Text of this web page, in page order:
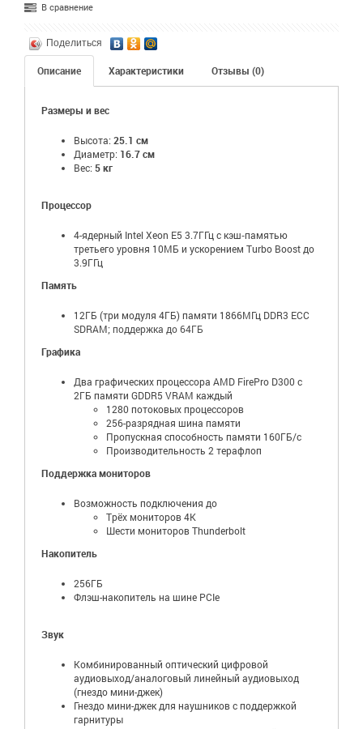
В сравнение
Поделиться
Описание Характеристики Отзывы (0)
Размеры и вес
Высота: 25.1 см
Диаметр: 16.7 см
Вес: 5 кг
Процессор
4-ядерный Intel Xeon E5 3.7ГГц с кэш‑памятью
третьего уровня 10МБ и ускорением Turbo Boost до
3.9ГГц
Память
12ГБ (три модуля 4ГБ) памяти 1866МГц DDR3 ECC
SDRAM; поддержка до 64ГБ
Графика
Два графических процессора AMD FirePro D300 с
2ГБ памяти GDDR5 VRAM каждый
1280 потоковых процессоров
256-разрядная шина памяти
Пропускная способность памяти 160ГБ/с
Производительность 2 терафлоп
Поддержка мониторов
Возможность подключения до
Трёх мониторов 4K
Шести мониторов Thunderbolt
Накопитель
256ГБ
Флэш-накопитель на шине PCIe
Звук
Комбинированный оптический цифровой
аудиовыход/аналоговый линейный аудиовыход
(гнездо мини-джек)
Гнездо мини-джек для наушников с поддержкой
гарнитуры